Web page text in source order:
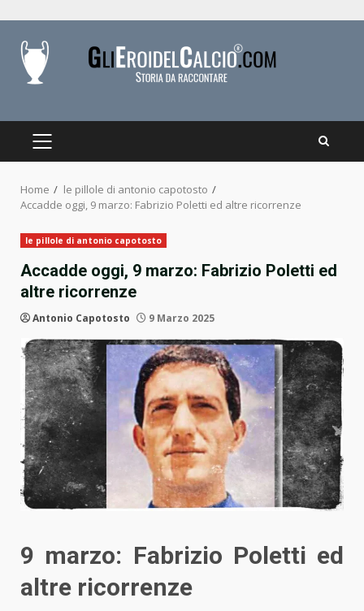
content
PRIMARY
Home
le pillole di antonio capotosto
Accadde oggi, 9 marzo: Fabrizio Poletti ed altre ricorrenze
le pillole di antonio capotosto
Accadde oggi, 9 marzo: Fabrizio Poletti ed
altre ricorrenze
Antonio Capotosto 9 Marzo 2025
9 marzo: Fabrizio Poletti ed
altre ricorrenze